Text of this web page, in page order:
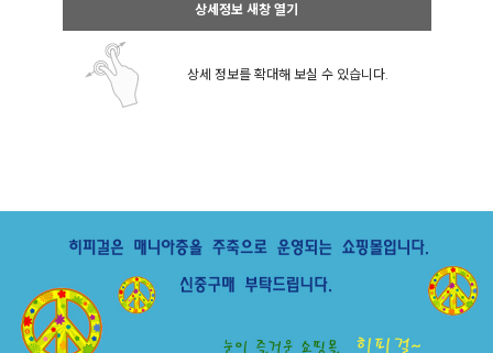
상세정보 새창 열기
상세 정보를 확대해 보실 수 있습니다.